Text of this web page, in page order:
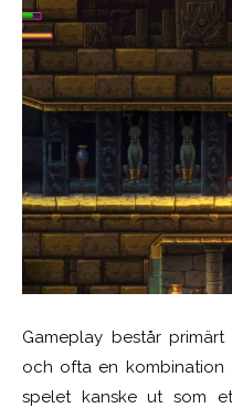
Gameplay består
och ofta en kombination
spelet kanske ut som